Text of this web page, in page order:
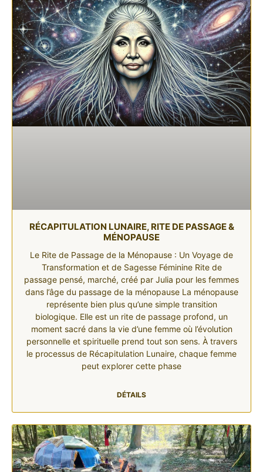
RÉCAPITULATION LUNAIRE, RITE DE PASSAGE &
MÉNOPAUSE
Le Rite de Passage de la Ménopause : Un Voyage de
Transformation et de Sagesse Féminine Rite de
passage pensé, marché, créé par Julia pour les femmes
dans l’âge du passage de la ménopause La ménopause
représente bien plus qu’une simple transition
biologique. Elle est un rite de passage profond, un
moment sacré dans la vie d’une femme où l’évolution
personnelle et spirituelle prend tout son sens. À travers
le processus de Récapitulation Lunaire, chaque femme
peut explorer cette phase
DÉTAILS